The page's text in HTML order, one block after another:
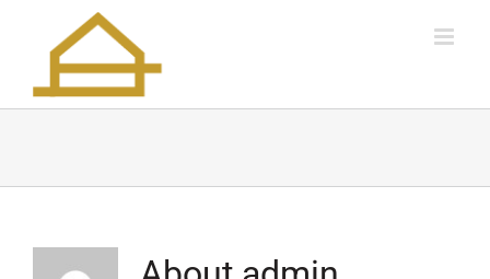
content